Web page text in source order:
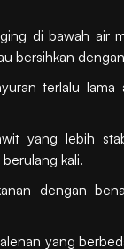
di bawah air
bersihkan
terlalu lama
yang lebih
kali.
dengan
yang